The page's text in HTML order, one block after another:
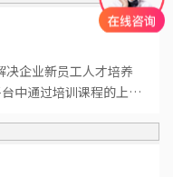
决企业新员工人才培养
中通过培训课程的上